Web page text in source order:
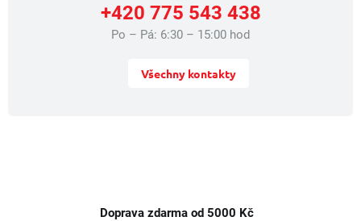
+420 775 543 438
Po – Pá: 6:30 – 15:00 hod
Všechny kontakty
Doprava zdarma od 5000 Kč